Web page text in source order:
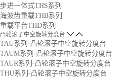
步进一体式THS系列
海波齿重载THB系列
重载平台THD系列
凸轮滚子中空旋转分度台
TAU系列-凸轮滚子中空旋转分度台
TAUM系列-凸轮滚子中空旋转分度台
TAUR系列-凸轮滚子中空旋转分度台
THU系列-凸轮滚子中空旋转分度台